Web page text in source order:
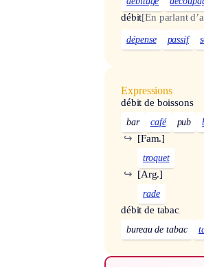
débit[En parlant
dépense passif
Expressions
débit de boissons
bar café pub
[Fam.]
↪
troquet
[Arg.]
↪
rade
débit de tabac
bureau de tabac